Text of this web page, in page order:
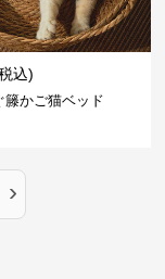
込)
籐かご猫ベッド
›